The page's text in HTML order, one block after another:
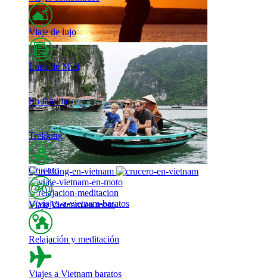
Viaje de lujo
Luna de Miel
En familia
Trekking
Crucero
Viaje Vietnam en moto
Relajación y meditación
Viajes a Vietnam baratos